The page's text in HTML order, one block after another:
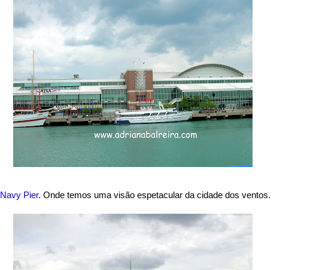
Navy Pier. Onde temos uma visão espetacular da cidade dos ventos.